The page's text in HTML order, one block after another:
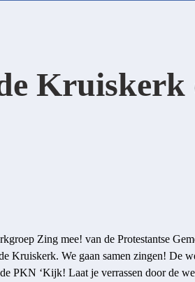
Kruiskerk
Zing mee! van de Protestantse
Kruiskerk. We gaan samen zingen! De
PKN ‘Kijk! Laat je verrassen door de